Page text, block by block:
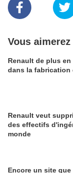
Vous
Renault de plus
dans la fabrication
Renault veut
des effectifs
monde
Encore un site